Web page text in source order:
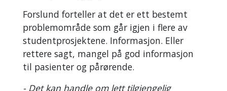
Forslund forteller at det er ett bestemt
problemområde som går igjen i flere av
studentprosjektene. Informasjon. Eller
rettere sagt, mangel på god informasjon
til pasienter og pårørende.
- Det kan handle om lett tilgjengelig